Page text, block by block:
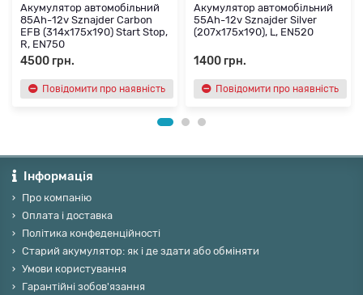
Акумулятор автомобільний
85Ah-12v Sznajder Carbon
EFB (314х175х190) Start Stop,
R, EN750
4500 грн.
Повідомити про наявність
Акумулятор автомобільний
55Ah-12v Sznajder Silver
(207х175х190), L, EN520
1400 грн.
Повідомити про наявність
Інформація
Про компанію
Оплата і доставка
Політика конфеденційності
Старий акумулятор: як і де здати або обміняти
Умови користування
Гарантійні зобов'язання